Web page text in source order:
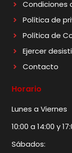
Condiciones
Política de
Política de
Ejercer
Contacto
Horario
Lunes a Viernes
10:00 a 14:00 y
Sábados: